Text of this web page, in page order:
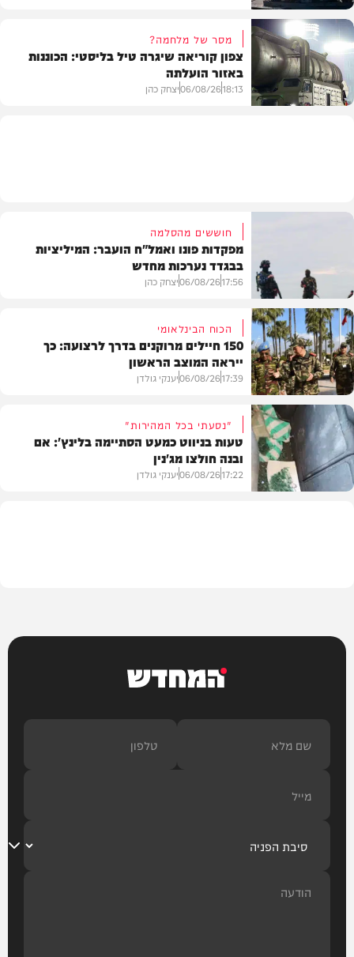
צבא וביטחון
מסר של מלחמה?
צפון קוריאה שיגרה טיל בליסטי: הכוננות
באזור הועלתה
18:13
06/08/26יצחק כהן
בעולם
חוששים מהסלמה
מפקדות פונו ואמל"ח הועבר: המיליציות
בבגדד נערכות מחדש
17:56
06/08/26יצחק כהן
צבא וביטחון
הכוח הבינלאומי
150 חיילים מרוקנים בדרך לרצועה: כך
ייראה המוצב הראשון
17:39
06/08/26יענקי גולדן
"נסעתי בכל המהירות"
טעות בניווט כמעט הסתיימה בלינץ': אם
ובנה חולצו מג'נין
17:22
06/08/26יענקי גולדן
המחדש